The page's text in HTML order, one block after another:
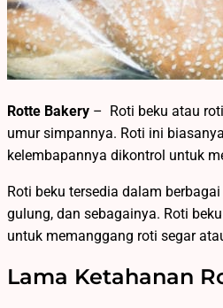
Rotte Bakery – Roti beku atau
umur simpannya. Roti ini
kelembapannya dikontrol untuk
Roti beku tersedia dalam
gulung, dan sebagainya. Roti
untuk memanggang roti segar
Lama Ketahanan